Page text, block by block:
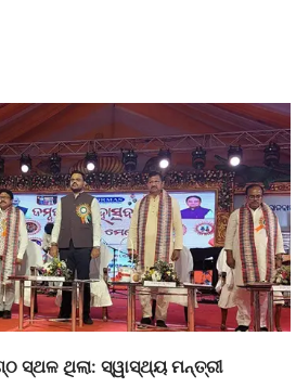
ସ୍ଥଳ ଥିଲା: ସ୍ୱାସ୍ଥ୍ୟ ମନ୍ତ୍ରୀ